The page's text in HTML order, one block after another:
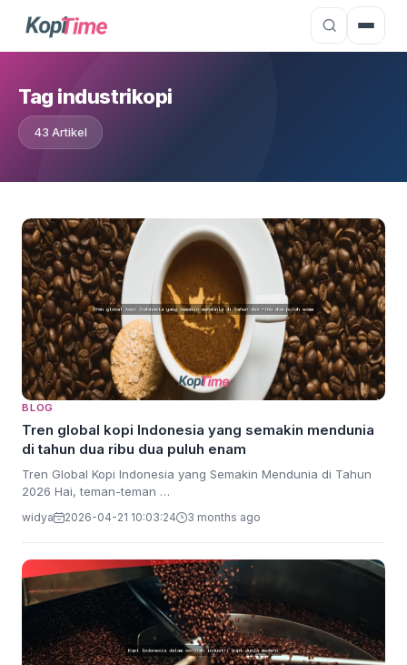
Tag industrikopi
43 Artikel
BLOG
Tren global kopi Indonesia yang semakin mendunia
di tahun dua ribu dua puluh enam
Tren Global Kopi Indonesia yang Semakin Mendunia di Tahun
2026 Hai, teman-teman …
widya 2026-04-21 10:03:24 3 months ago